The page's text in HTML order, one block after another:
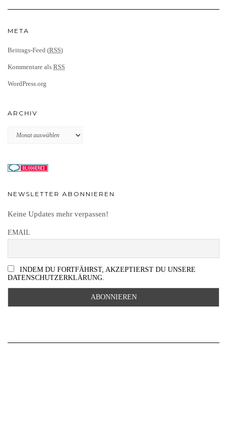
META
Beitrags-Feed (RSS)
Kommentare als RSS
WordPress.org
ARCHIV
Archiv
NEWSLETTER ABONNIEREN
Keine Updates mehr verpassen!
EMAIL
INDEM DU FORTFÄHRST, AKZEPTIERST DU UNSERE
DATENSCHUTZERKLÄRUNG.